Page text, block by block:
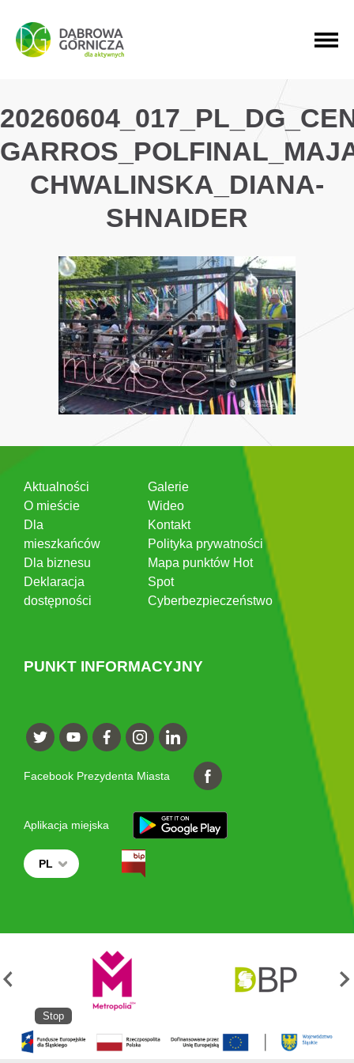
PRZEJDŹ DO MENU GŁÓWNEGO
PRZEJDŹ DO WYSZUKIWARKI
PRZEJDŹ DO TREŚCI
CHWALINSKA_DIANA-
SHNAIDER
Aktualności
O mieście
Dla
mieszkańców
Dla biznesu
Deklaracja
dostępności
Galerie
Wideo
Kontakt
Polityka prywatności
Mapa punktów Hot
Spot
Cyberbezpieczeństwo
PUNKT INFORMACYJNY
Facebook Prezydenta Miasta
Aplikacja miejska
PL
Stop